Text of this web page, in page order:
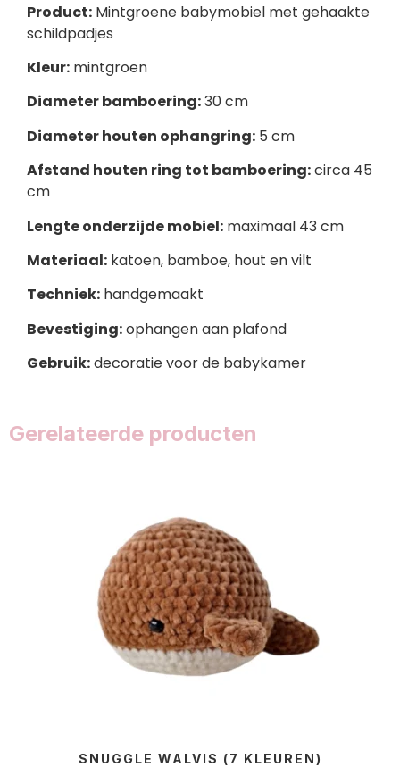
Product: Mintgroene babymobiel met gehaakte
schildpadjes
Kleur: mintgroen
Diameter bamboering:30 cm
Diameter houten ophangring: 5 cm
Afstand houten ring tot bamboering:circa 45
cm
Lengte onderzijde mobiel: maximaal 43 cm
Materiaal: katoen, bamboe, hout en vilt
Techniek: handgemaakt
Bevestiging:ophangen aan plafond
Gebruik:decoratie voor de babykamer
Gerelateerde producten
SNUGGLE WALVIS (7 KLEUREN)